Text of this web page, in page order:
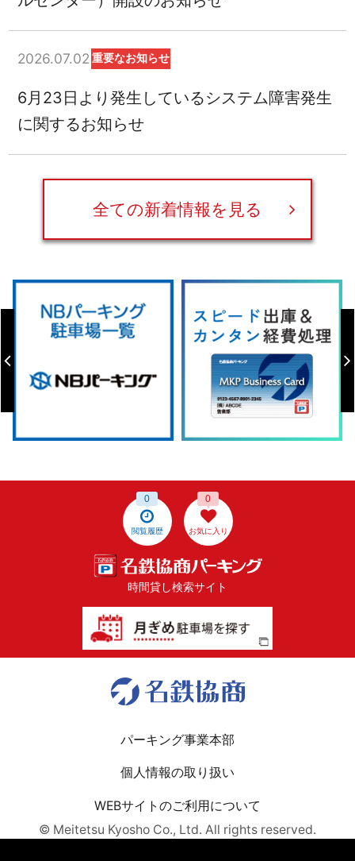
2026.07.02 重要なお知らせ
6月23日より発生しているシステム障害発生
に関するお知らせ
全ての新着情報を見る
閲覧履歴
0
お気に入り
0
時間貸し検索サイト
パーキング事業本部
個人情報の取り扱い
WEBサイトのご利用について
© Meitetsu Kyosho Co., Ltd. All rights reserved.